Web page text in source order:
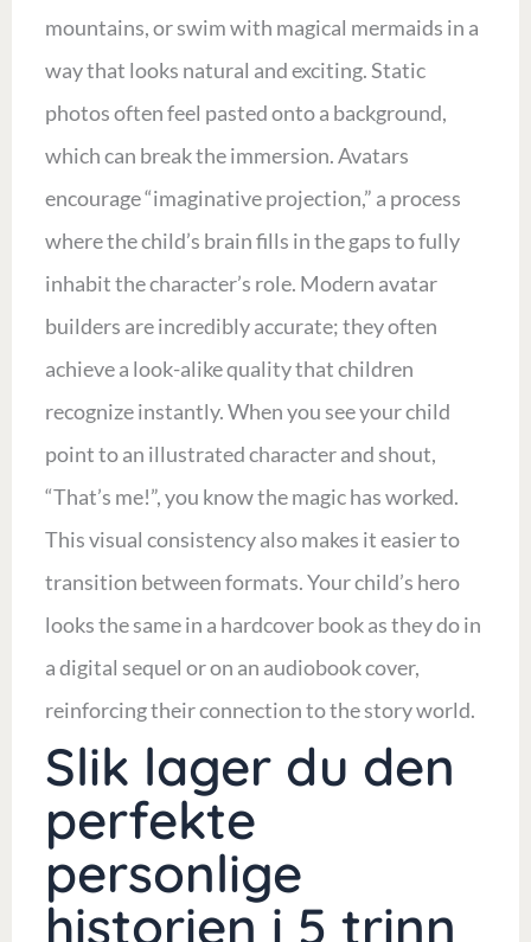
mountains, or swim with magical mermaids in a
way that looks natural and exciting. Static
photos often feel pasted onto a background,
which can break the immersion. Avatars
encourage “imaginative projection,” a process
where the child’s brain fills in the gaps to fully
inhabit the character’s role. Modern avatar
builders are incredibly accurate; they often
achieve a look-alike quality that children
recognize instantly. When you see your child
point to an illustrated character and shout,
“That’s me!”, you know the magic has worked.
This visual consistency also makes it easier to
transition between formats. Your child’s hero
looks the same in a hardcover book as they do in
a digital sequel or on an audiobook cover,
reinforcing their connection to the story world.
Slik lager du den
perfekte
personlige
historien i 5 trinn